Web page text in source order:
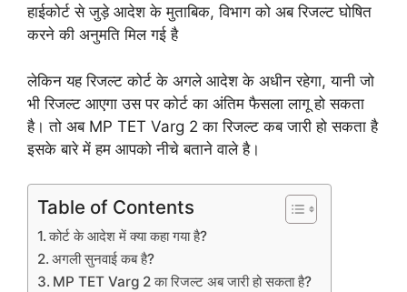
हाईकोर्ट से जुड़े आदेश के मुताबिक, विभाग को अब रिजल्ट घोषित
करने की अनुमति मिल गई है
लेकिन यह रिजल्ट कोर्ट के अगले आदेश के अधीन रहेगा, यानी जो
भी रिजल्ट आएगा उस पर कोर्ट का अंतिम फैसला लागू हो सकता
है। तो अब MP TET Varg 2 का रिजल्ट कब जारी हो सकता है
इसके बारे में हम आपको नीचे बताने वाले है।
Table of Contents
कोर्ट के आदेश में क्या कहा गया है?
अगली सुनवाई कब है?
MP TET Varg 2 का रिजल्ट अब जारी हो सकता है?